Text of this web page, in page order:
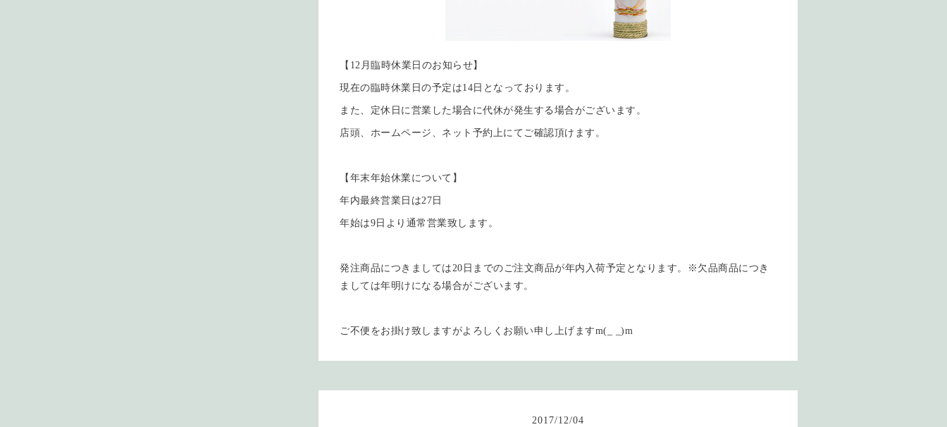
【12月臨時休業日のお知らせ】
現在の臨時休業日の予定は14日となっております。
また、定休日に営業した場合に代休が発生する場合がございます。
店頭、ホームページ、ネット予約上にてご確認頂けます。
【年末年始休業について】
年内最終営業日は27日
年始は9日より通常営業致します。
発注商品につきましては20日までのご注文商品が年内入荷予定となります。※欠品商品につき
ましては年明けになる場合がございます。
ご不便をお掛け致しますがよろしくお願い申し上げますm(_ _)m
2017/12/04